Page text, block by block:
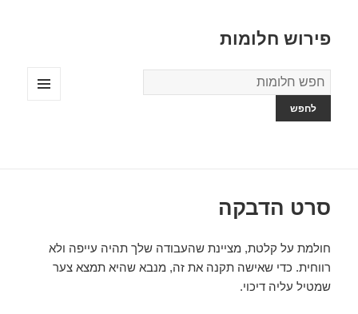
פירוש חלומות
מילון
החלומות
סרט הדבקה
חולמת על קלטת, מציינת שהעבודה שלך תהיה עייפה ולא
רווחית. כדי שאישה תקנה את זה, מנבא שהיא תמצא צער
שמטיל עליה דיכוי.